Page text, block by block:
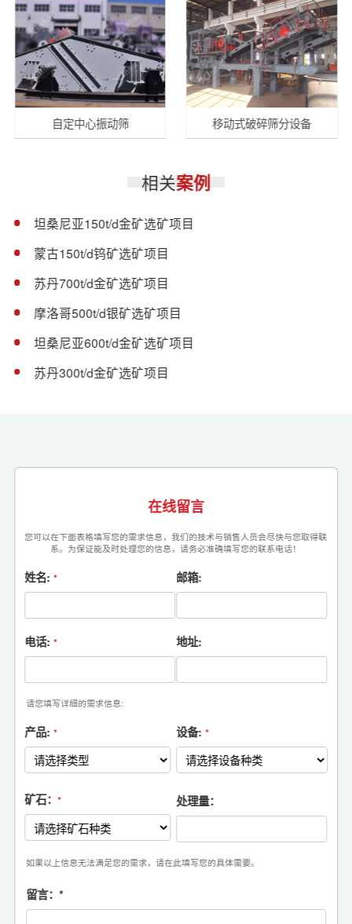
自定中心振动筛 移动式破碎筛分设备
相关案例
坦桑尼亚150t/d金矿选矿项目
蒙古150t/d钨矿选矿项目
苏丹700t/d金矿选矿项目
摩洛哥500t/d银矿选矿项目
坦桑尼亚600t/d金矿选矿项目
苏丹300t/d金矿选矿项目
在线留言
您可以在下面表格填写您的需求信息，我们的技术与销售人员会尽快与您取得联
系。为保证能及时处理您的信息，请务必准确填写您的联系电话！
姓名: * 邮箱:
电话: * 地址:
请您填写详细的需求信息:
产品: * 设备: *
矿石： * 处理量：
如果以上信息无法满足您的需求，请在此填写您的具体需要。
留言：*